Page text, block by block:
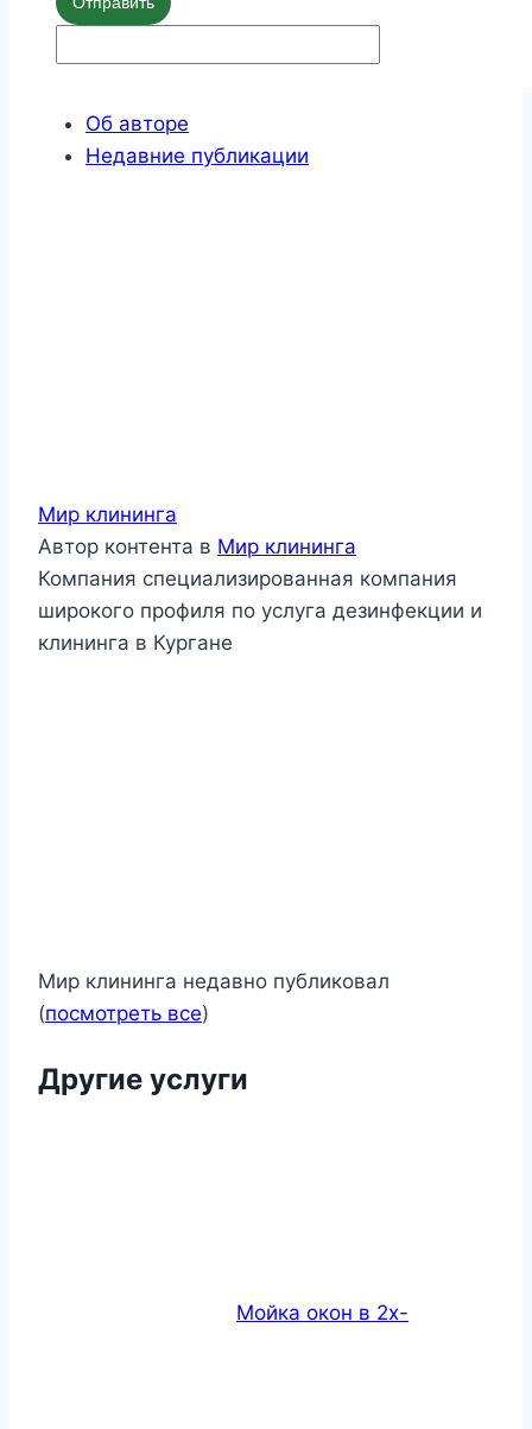
Об авторе
Недавние публикации
Мир клининга
Автор контента в Мир клининга
Компания специализированная компания
широкого профиля по услуга дезинфекции и
клининга в Кургане
Мир клининга недавно публиковал
(посмотреть все)
Другие услуги
Мойка окон в 2х-